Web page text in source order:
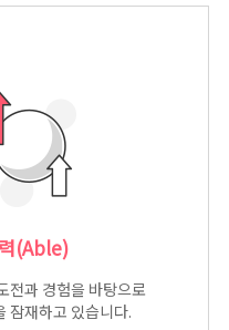
(Able)
전과 경험을 바탕으로
잠재하고 있습니다.